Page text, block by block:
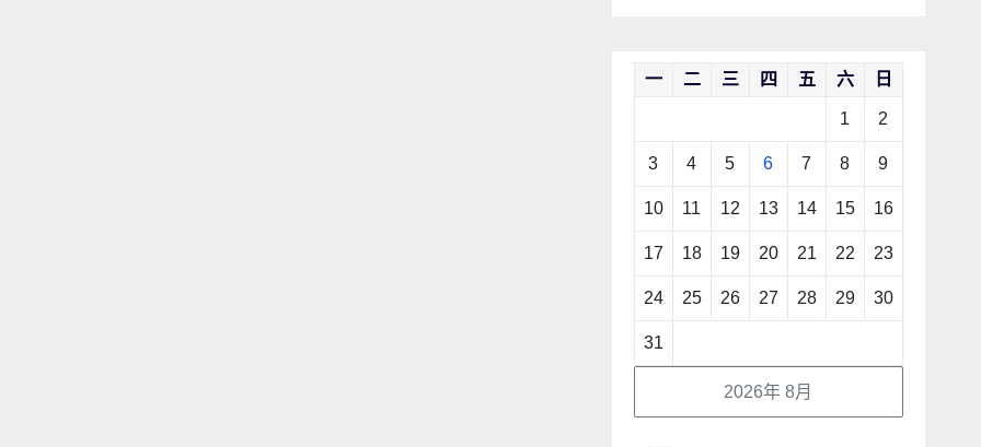
2026年 8月
一 二 三 四 五 六 日
1 2
3 4 5 6 7 8 9
10 11 12 13 14 15 16
17 18 19 20 21 22 23
24 25 26 27 28 29 30
31